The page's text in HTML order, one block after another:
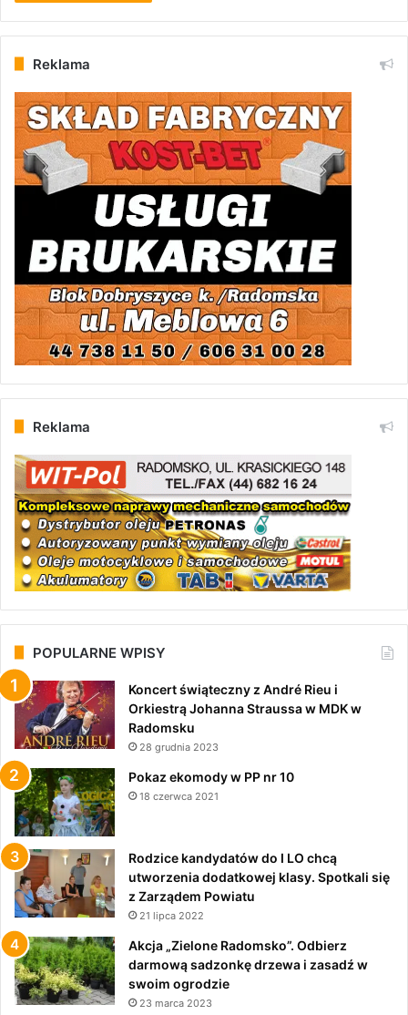
Reklama
Reklama
POPULARNE WPISY
Koncert świąteczny z André Rieu i
Orkiestrą Johanna Straussa w MDK w
Radomsku
28 grudnia 2023
Pokaz ekomody w PP nr 10
18 czerwca 2021
Rodzice kandydatów do I LO chcą
utworzenia dodatkowej klasy. Spotkali się
z Zarządem Powiatu
21 lipca 2022
Akcja „Zielone Radomsko”. Odbierz
darmową sadzonkę drzewa i zasadź w
swoim ogrodzie
23 marca 2023